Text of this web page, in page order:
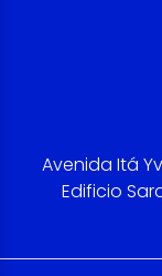
Avenida Itá
Edificio